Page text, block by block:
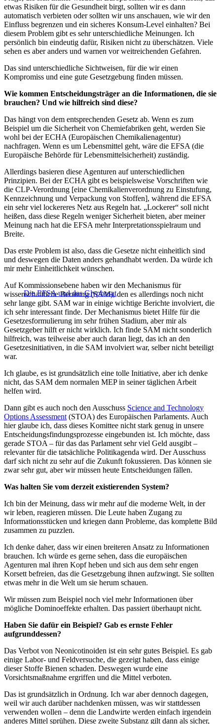
etwas Risiken für die Gesundheit birgt, sollten wir es dann
automatisch verbieten oder sollten wir uns anschauen, wie wir den
Einfluss begrenzen und ein sicheres Konsum-Level einhalten? Bei
diesem Problem gibt es sehr unterschiedliche Meinungen. Ich
persönlich bin eindeutig dafür, Risiken nicht zu überschätzen. Viele
sehen es aber anders und warnen vor weitreichenden Gefahren.
Das sind unterschiedliche Sichtweisen, für die wir einen
Kompromiss und eine gute Gesetzgebung finden müssen.
Wie kommen Entscheidungsträger an die Informationen, die sie
brauchen? Und wie hilfreich sind diese?
Das hängt von dem entsprechenden Gesetz ab. Wenn es zum
Beispiel um die Sicherheit von Chemiefabriken geht, werden Sie
wohl bei der ECHA (Europäischen Chemikalienagentur)
nachfragen. Wenn es um Lebensmittel geht, wäre die EFSA (die
Europäische Behörde für Lebensmittelsicherheit) zuständig.
Allerdings basieren diese Agenturen auf unterschiedlichen
Prinzipien. Bei der ECHA gibt es beispielsweise Vorschriften wie
die CLP-Verordnung [eine Chemikalienverordnung zu Einstufung,
Kennzeichnung und Verpackung von Stoffen], während die EFSA
ein sehr viel lockereres Netz aus Regeln hat. „Lockerer“ soll nicht
heißen, dass diese Regeln weniger Sicherheit bieten, aber meiner
Meinung nach hat die EFSA mehr Interpretationsspielraum und
Breite.
Das erste Problem ist also, dass die Gesetze nicht einheitlich sind
und deswegen die Daten anders gehandhabt werden. Da würde ich
mir mehr Einheitlichkeit wünschen.
Die EFSA und das Glyphosat
Auf Kommissionsebene haben wir den Mechanismus für
wissenschaftliche Beratung (SAM), den es allerdings noch nicht
sehr lange gibt. SAM war in einige wichtige Berichte involviert, die
ich sehr interessant finde. Der Mechanismus bietet Hilfe für die
Gesetzesformulierung im sehr frühen Stadium, aber mir als
Gesetzgeber hilft er nicht wirklich. Ich finde SAM nicht sonderlich
hilfreich, was teilweise aber auch daran liegt, das ich an den
Gesetzesinitiativen, in die SAM involviert war, selber nicht beteiligt
war.
Ich glaube, es ist grundsätzlich eine tolle Initiative, aber ich denke
nicht, das SAM dem normalen MEP in seiner täglichen Arbeit
helfen wird.
Dann gibt es auch noch den Ausschuss Science and Technology
Options Assessment (STOA) des Europäischen Parlaments. Auch
hier glaube ich, dass dieses Komittee nicht stark genug in unsere
Entscheidungsfindungsprozesse eingebunden ist. Ich möchte, dass
gerade STOA – für das das Parlament sehr viel Geld ausgibt –
relevanter für die tatsächliche Politikagenda wird. Der Ausschuss
darf sich nicht zu sehr auf die Zukunft fokussieren. Das können sie
zwar sehr gut, aber wir müssen heute Entscheidungen fällen.
Was halten Sie vom derzeit existierenden System?
Ich bin der Meinung, dass wir mehr auf die moderne Welt, in der
wir leben, reagieren müssen. Die Leute haben Zugang zu
Informationsstücken und kriegen dann Probleme, das komplette Bild
zusammen zu puzzlen.
Ich denke daher, dass wir einen breiteren Ansatz zu Informationen
brauchen. Ich würde es gerne sehen, dass die europäischen
Agenturen mal ihren Kopf heben und sich aus dem sehr engen
Korsett befreien, das die Gesetzgebung ihnen aufzwingt. Sie sollten
etwas mehr in die Welt um sie herum schauen.
Wir müssen zum Beispiel noch viel mehr Informationen über
mögliche Dominoeffekte erhalten. Das passiert überhaupt nicht.
Haben Sie dafür ein Beispiel? Gab es ernste Fehler
aufgrunddessen?
Das Verbot von Neonicotinoiden ist ein sehr gutes Beispiel. Es gab
einige Labor- und Feldversuche, die gezeigt haben, dass einige
dieser Stoffe Bienen schaden. Deswegen wurde eine
Vorsichtsmaßnahme ergriffen und die Mittel verboten.
Das ist grundsätzlich in Ordnung. Ich war aber dennoch dagegen,
weil wir auch darüber nachdenken müssen, was wir stattdessen
verwenden wollen – denn die Landwirte werden einfach irgendein
anderes Mittel sprühen. Diese zweite Substanz gilt dann als sicher,